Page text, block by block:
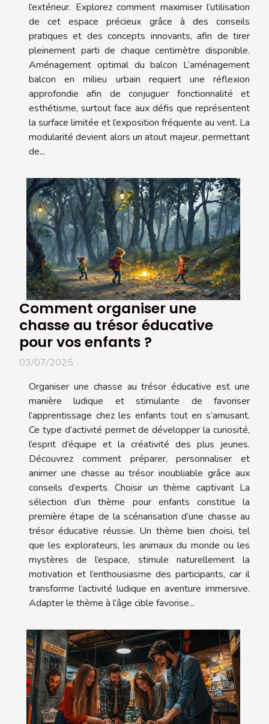
l’extérieur. Explorez comment maximiser l’utilisation
de cet espace précieux grâce à des conseils
pratiques et des concepts innovants, afin de tirer
pleinement parti de chaque centimètre disponible.
Aménagement optimal du balcon L’aménagement
balcon en milieu urbain requiert une réflexion
approfondie afin de conjuguer fonctionnalité et
esthétisme, surtout face aux défis que représentent
la surface limitée et l’exposition fréquente au vent. La
modularité devient alors un atout majeur, permettant
de...
Comment organiser une
chasse au trésor éducative
pour vos enfants ?
03/07/2025
Organiser une chasse au trésor éducative est une
manière ludique et stimulante de favoriser
l’apprentissage chez les enfants tout en s’amusant.
Ce type d’activité permet de développer la curiosité,
l’esprit d’équipe et la créativité des plus jeunes.
Découvrez comment préparer, personnaliser et
animer une chasse au trésor inoubliable grâce aux
conseils d’experts. Choisir un thème captivant La
sélection d’un thème pour enfants constitue la
première étape de la scénarisation d’une chasse au
trésor éducative réussie. Un thème bien choisi, tel
que les explorateurs, les animaux du monde ou les
mystères de l’espace, stimule naturellement la
motivation et l’enthousiasme des participants, car il
transforme l’activité ludique en aventure immersive.
Adapter le thème à l’âge cible favorise...